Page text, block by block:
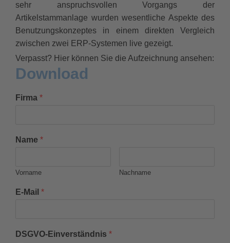
sehr anspruchsvollen Vorgangs der
Artikelstammanlage wurden wesentliche Aspekte des
Benutzungskonzeptes in einem direkten Vergleich
zwischen zwei ERP-Systemen live gezeigt.
Verpasst? Hier können Sie die Aufzeichnung ansehen:
Download
Firma *
Name *
Vorname Nachname
E-Mail *
DSGVO-Einverständnis *